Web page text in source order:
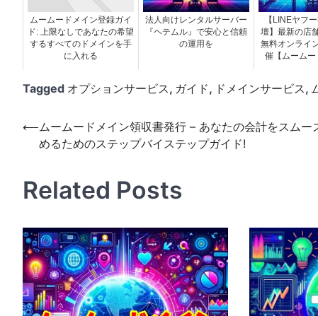
ムームードメイン登録ガイ
ド: 上限なしであなたの希望
するすべてのドメインを手
に入れる
法人向けレンタルサーバー
『ヘテムル』で安心と信頼
の運用を
【LINEヤフ
壇】最新の店
無料オンライ
催【ムームー
Tagged オプションサービス, ガイド, ドメインサービス,
投
ビ
ー
シ
ョ
ン
⟵ ムームードメイン領収書発行 – あなたの会計をスムー
めるためのステップバイステップガイド!
Related Posts